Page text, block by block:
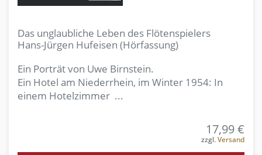
Das unglaubliche Leben des Flötenspielers
Hans-Jürgen Hufeisen (Hörfassung)
Ein Porträt von Uwe Birnstein.
Ein Hotel am Niederrhein, im Winter 1954: In
einem Hotelzimmer ...
17,99 €
zzgl.Versand